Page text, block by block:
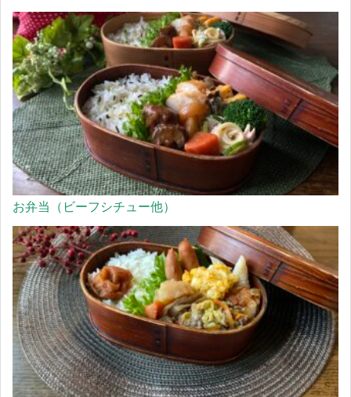
お弁当（ビーフシチュー他）